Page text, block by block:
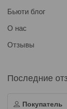
Бьюти блог
О нас
Отзывы
Покупатель